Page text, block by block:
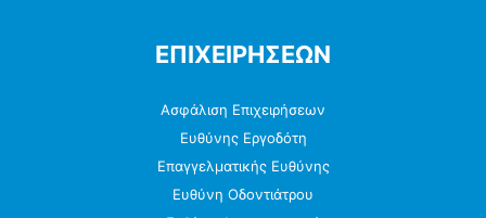
ΕΠΙΧΕΙΡΗΣΕΩΝ
Ασφάλιση Επιχειρήσεων
Ευθύνης Εργοδότη
Επαγγελματικής Ευθύνης
Ευθύνη Οδοντιάτρου